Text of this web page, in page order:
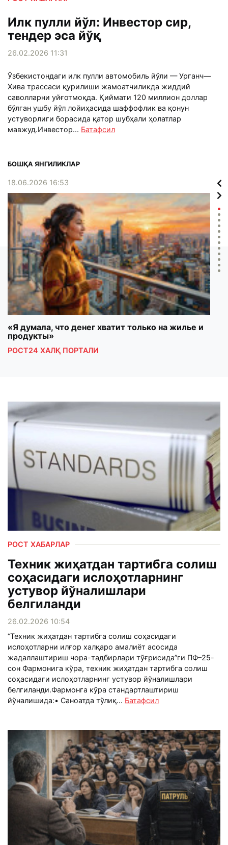
Илк пулли йўл: Инвестор сир,
тендер эса йўқ
26.02.2026 11:31
Ўзбекистондаги илк пулли автомобиль йўли — Урганч—
Хива трассаси қурилиши жамоатчиликда жиддий
саволларни уйғотмоқда. Қиймати 120 миллион доллар
бўлган ушбу йўл лойиҳасида шаффофлик ва қонун
устуворлиги борасида қатор шубҳали ҳолатлар
мавжуд.Инвестор... Батафсил
БОШҚА ЯНГИЛИКЛАР
18.06.2026 16:53
«Я думала, что денег хватит только на жилье и
продукты»
РОСТ24 ХАЛҚ ПОРТАЛИ
РОСТ ХАБАРЛАР
Техник жиҳатдан тартибга солиш
соҳасидаги ислоҳотларнинг
устувор йўналишлари
белгиланди
26.02.2026 10:54
“Техник жиҳатдан тартибга солиш соҳасидаги
ислоҳотларни илғор халқаро амалиёт асосида
жадаллаштириш чора-тадбирлари тўғрисида”ги ПФ–25-
сон Фармонига кўра, техник жиҳатдан тартибга солиш
соҳасидаги ислоҳотларнинг устувор йўналишлари
белгиланди.Фармонга кўра стандартлаштириш
йўналишида:• Саноатда тўлиқ... Батафсил